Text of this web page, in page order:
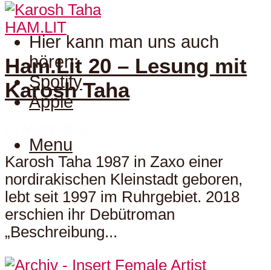
Hier kann man uns auch
hören:
Spotify
Apple
Menu
HAM.LIT
Ham.Lit 20 – Lesung mit
Karosh Taha
Karosh Taha 1987 in Zaxo einer
nordirakischen Kleinstadt geboren,
lebt seit 1997 im Ruhrgebiet. 2018
erschien ihr Debütroman
„Beschreibung...